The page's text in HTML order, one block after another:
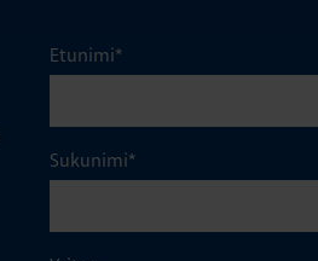
Etunimi*
Sukunimi*